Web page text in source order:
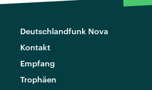
Deutschlandfunk Nova
Kontakt
Empfang
Trophäen